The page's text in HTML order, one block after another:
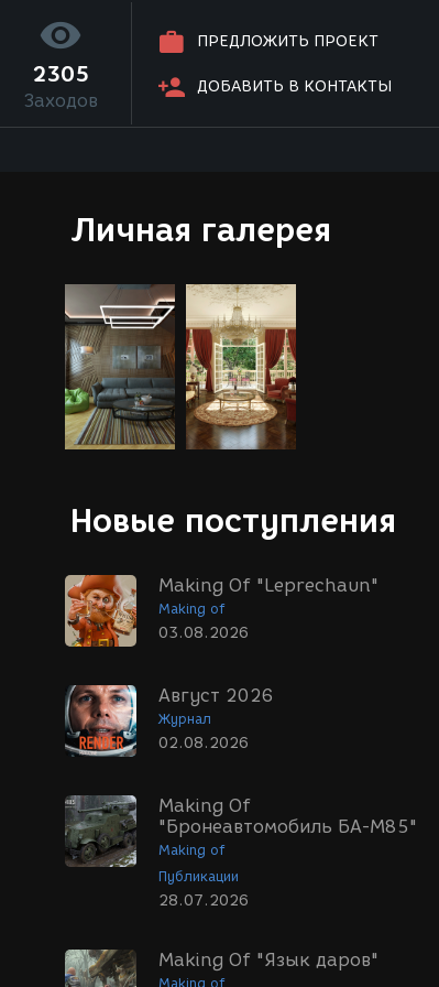
ПРЕДЛОЖИТЬ ПРОЕКТ
ДОБАВИТЬ В КОНТАКТЫ
2305
Заходов
Личная галерея
Новые поступления
Making Of "Leprechaun"
Making of
03.08.2026
Август 2026
Журнал
02.08.2026
Making Of
"Бронеавтомобиль БА-М85"
Making of
Публикации
28.07.2026
Making Of "Язык даров"
Making of